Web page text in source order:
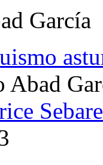
García
Abad